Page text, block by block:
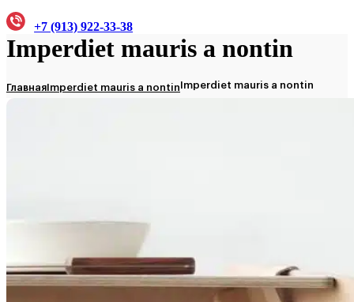
+7 (913) 922-33-38
Imperdiet mauris a nontin
ГлавнаяImperdiet mauris a nontinImperdiet mauris a nontin